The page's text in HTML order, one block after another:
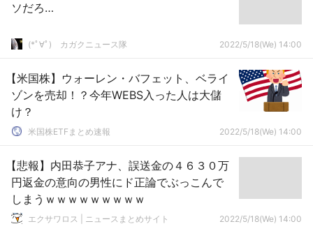
ソだろ…
(*ﾟ∀ﾟ)ゞカガクニュース隊 2022/5/18(We) 14:00
【米国株】ウォーレン・バフェット、ベライ
ゾンを売却！？今年WEBS入った人は大儲
け？
米国株ETFまとめ速報 2022/5/18(We) 14:00
【悲報】内田恭子アナ、誤送金の４６３０万
円返金の意向の男性にド正論でぶっこんで
しまうｗｗｗｗｗｗｗｗｗ
エクサワロス | ニュースまとめサイト 2022/5/18(We) 14:00